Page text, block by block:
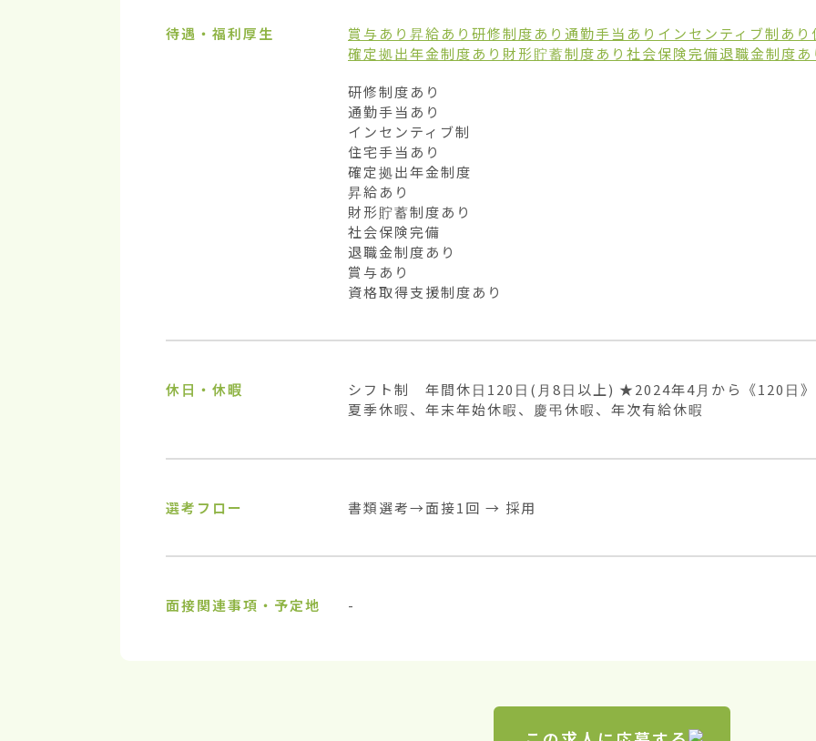
待遇・福利厚生 賞与あり 昇給あり 研修制度あり 通勤手当あり インセンティブ制あり
確定拠出年金制度あり 財形貯蓄制度あり 社会保険完備退職金制度あ
研修制度あり
通勤手当あり
インセンティブ制
住宅手当あり
確定拠出年金制度
昇給あり
財形貯蓄制度あり
社会保険完備
退職金制度あり
賞与あり
資格取得支援制度あり
休日・休暇
シフト制　年間休日120日(月8日以上) ★2024年4月から《120日
夏季休暇、年末年始休暇、慶弔休暇、年次有給休暇
選考フロー 書類選考→面接1回 → 採用
面接関連事項・予定地 -